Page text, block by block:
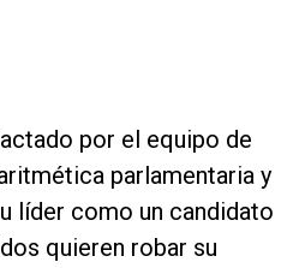
por el equipo de
parlamentaria y
líder como un candidato
quieren robar su